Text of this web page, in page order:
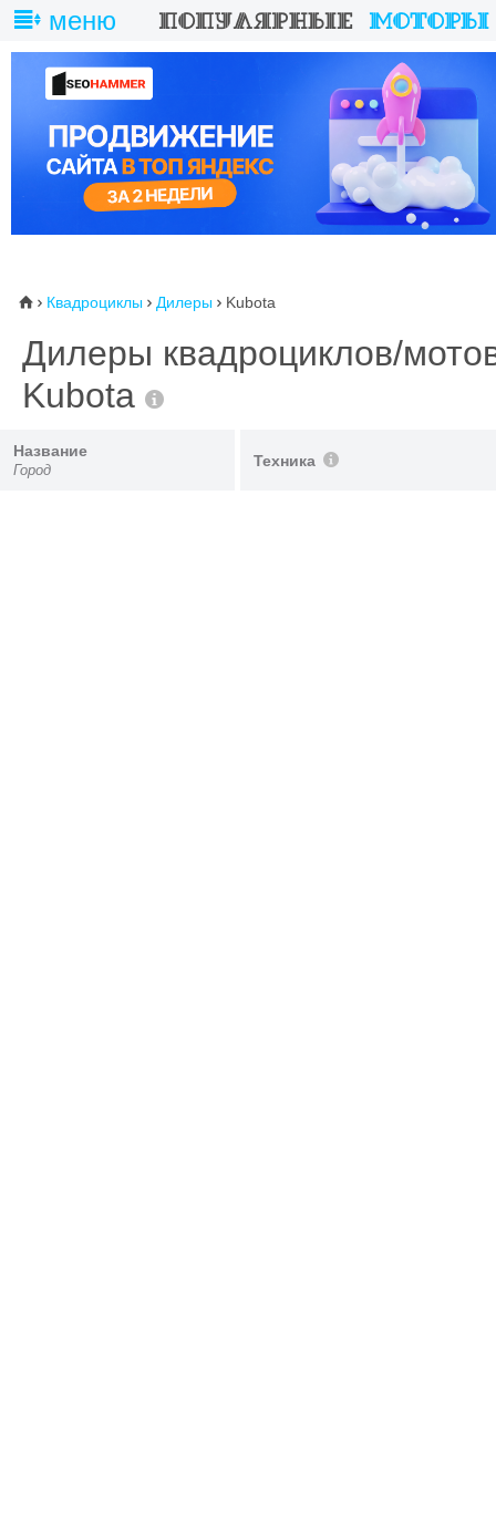
меню
⌂  Квадроциклы  Дилеры  Kubota
Дилеры квадроциклов/
Kubota
Название
Город
Техника